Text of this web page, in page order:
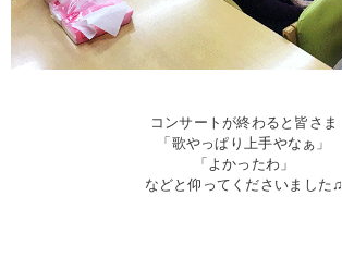
コンサートが終わると皆さま
「歌やっぱり上手やなぁ」
「よかったわ」
などと仰ってくださいました♫